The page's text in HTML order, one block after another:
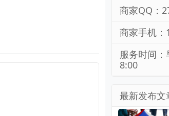
商家QQ：
商家手机
服务时间
8:00
最新发布文